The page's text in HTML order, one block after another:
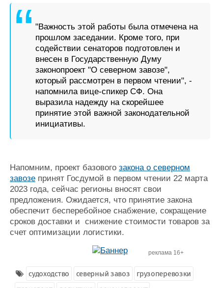
"Важность этой работы была отмечена на
прошлом заседании. Кроме того, при
содействии сенаторов подготовлен и
внесен в Государственную Думу
законопроект "О северном завозе",
который рассмотрен в первом чтении", -
напомнила вице-спикер СФ. Она
выразила надежду на скорейшее
принятие этой важной законодательной
инициативы.
Напомним, проект базового закона о северном
завозе принят Госдумой в первом чтении 22 марта
2023 года, сейчас регионы вносят свои
предложения. Ожидается, что принятие закона
обеспечит бесперебойное снабжение, сокращение
сроков доставки и снижение стоимости товаров за
счет оптимизации логистики.
реклама 16+
судоходство северный завоз
грузоперевозки